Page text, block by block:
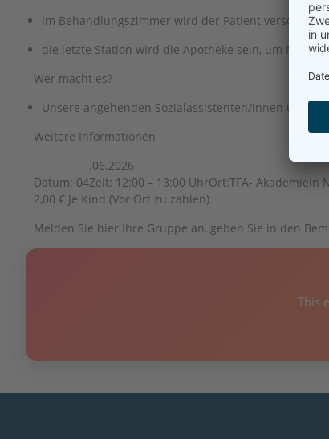
im Behandlungszimmer wird der Patient versorgt,
die letzte Station wird die Apotheke sein, um
Wer macht es?
Unsere angehenden Sozialassistenten/innen und
Weitere Informationen
Datum: 04
.06.2026
Zeit: 12:00 – 13:00 UhrOrt:TFA- Akademiein
2,00 € Je Kind (Vor Ort zu zahlen)
Melden Sie hier Ihre Gruppe an, geben Sie in den
This